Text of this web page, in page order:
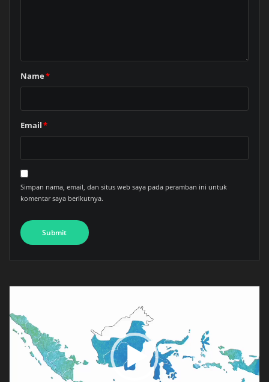
Name*
Email*
Simpan nama, email, dan situs web saya pada peramban ini untuk
komentar saya berikutnya.